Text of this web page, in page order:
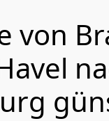
von